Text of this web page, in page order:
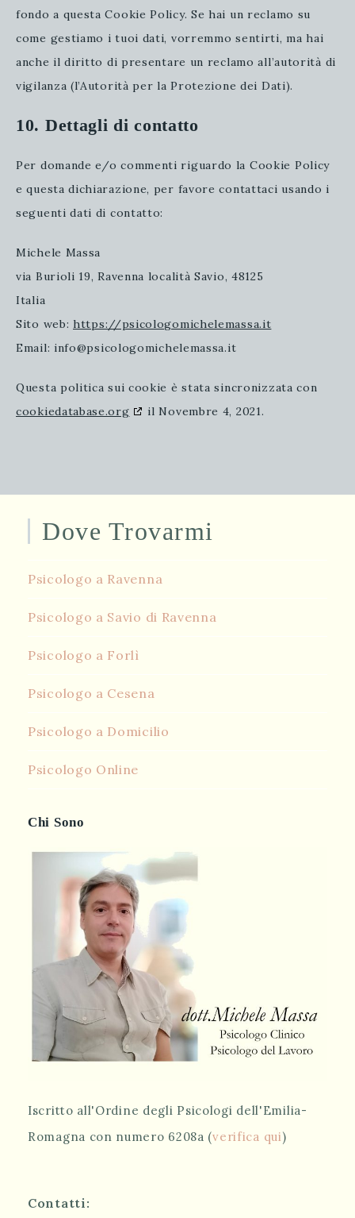
fondo a questa Cookie Policy. Se hai un reclamo su
come gestiamo i tuoi dati, vorremmo sentirti, ma hai
anche il diritto di presentare un reclamo all’autorità di
vigilanza (l’Autorità per la Protezione dei Dati).
10. Dettagli di contatto
Per domande e/o commenti riguardo la Cookie Policy
e questa dichiarazione, per favore contattaci usando i
seguenti dati di contatto:
Michele Massa
via Burioli 19, Ravenna località Savio, 48125
Italia
Sito web: https://psicologomichelemassa.it
Email: info@psicologomichelemassa.it
Questa politica sui cookie è stata sincronizzata con
cookiedatabase.org
il Novembre 4, 2021.
Dove Trovarmi
Psicologo a Ravenna
Psicologo a Savio di Ravenna
Psicologo a Forlì
Psicologo a Cesena
Psicologo a Domicilio
Psicologo Online
Chi Sono
Iscritto all'Ordine degli Psicologi dell'Emilia-
Romagna con numero 6208a (verifica qui)
Contatti: